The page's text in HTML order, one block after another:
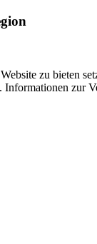
zu bieten
zur